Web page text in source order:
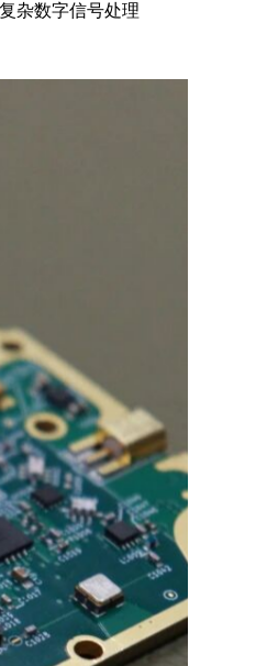
杂数字信号处理